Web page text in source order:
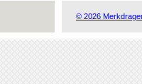
© 2026